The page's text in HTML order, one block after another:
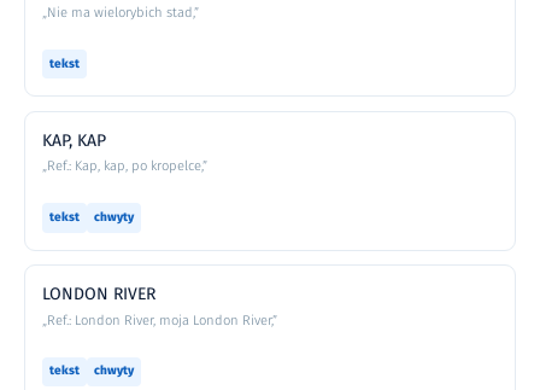
„Nie ma wielorybich stad,”
tekst
KAP, KAP
„Ref.: Kap, kap, po kropelce,”
tekst chwyty
LONDON RIVER
„Ref.: London River, moja London River,”
tekst chwyty